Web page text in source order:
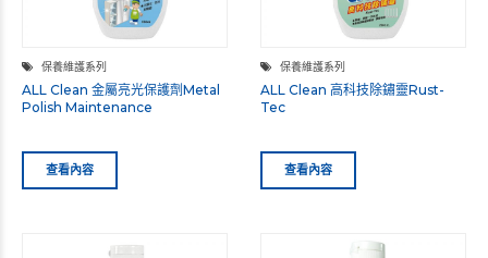
保養維護系列
ALL Clean 金屬亮光保護劑Metal
Polish Maintenance
查看內容
保養維護系列
ALL Clean 高科技除鏽靈Rust-
Tec
查看內容